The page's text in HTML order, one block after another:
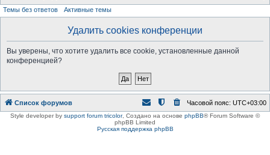
Темы без ответов Активные темы
Удалить cookies конференции
Вы уверены, что хотите удалить все cookie, установленные данной
конференцией?
Список форумов Часовой пояс: UTC+03:00
Style developer by support forum tricolor, Создано на основе phpBB® Forum Software ©
phpBB Limited
Русская поддержка phpBB